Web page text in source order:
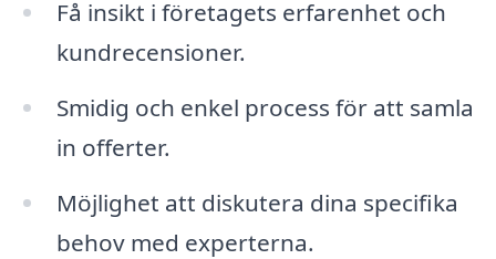
Få insikt i företagets erfarenhet och
kundrecensioner.
Smidig och enkel process för att samla
in offerter.
Möjlighet att diskutera dina specifika
behov med experterna.